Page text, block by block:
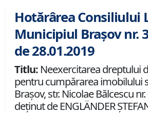
Hotărârea Consiliului
Municipiul Brașov nr.
de 28.01.2019
Titlu: Neexercitarea dreptului
pentru cumpărarea imobilului
Braşov, str. Nicolae Bălcescu nr.
deţinut de ENGLÄNDER